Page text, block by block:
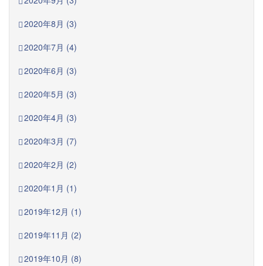
2020年8月 (3)
2020年7月 (4)
2020年6月 (3)
2020年5月 (3)
2020年4月 (3)
2020年3月 (7)
2020年2月 (2)
2020年1月 (1)
2019年12月 (1)
2019年11月 (2)
2019年10月 (8)